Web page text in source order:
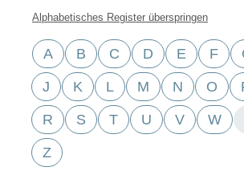
Alphabetisches Register überspringen
A B C D E F
J K L M N O
R S T U V W
Z